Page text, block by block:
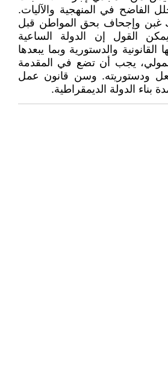
الفاضح في المنهجية والآليات.
غبن وإجحاف بحق المواطن قبل
يمكن القول إن الدولة الساعية
والدستورية وبما يبعدها
يجب أن تضع في المقدمة
ودستوريته. وسن قانون عمل
بناء الدولة الديمقراطية.